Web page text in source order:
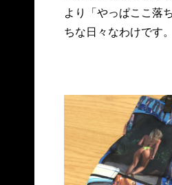
より「やっぱここ落
ちな日々なわけです。